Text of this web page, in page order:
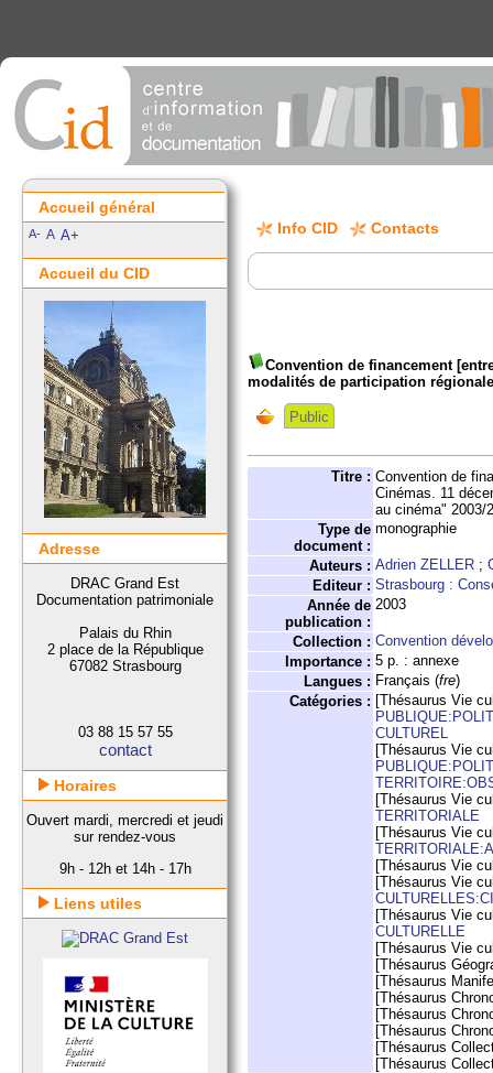
Info CID Contacts
Convention de financement
modalités de participation
Public
Titre : Convention de
Cinémas. 11
au cinéma" 2003/
Type de
document :
monographie
Auteurs : Adrien ZELLER ;
Editeur : Strasbourg :
Année de
publication :
2003
Collection : Convention
Importance : 5 p. : annexe
Langues : Français (fre)
Catégories : [Thésaurus Vie
CULTUREL
[Thésaurus Vie
[Thésaurus Vie
TERRITORIALE
[Thésaurus Vie
[Thésaurus Vie
[Thésaurus Vie
[Thésaurus Vie
CULTURELLE
[Thésaurus Vie
[Thésaurus
[Thésaurus
[Thésaurus
[Thésaurus
[Thésaurus
[Thésaurus
[Thésaurus
Accueil général
A- A A+
Accueil du CID
Adresse
DRAC Grand Est
Documentation patrimoniale
Palais du Rhin
2 place de la République
67082 Strasbourg
03 88 15 57 55
contact
Horaires
Ouvert mardi, mercredi et jeudi
sur rendez-vous
9h - 12h et 14h - 17h
Liens utiles